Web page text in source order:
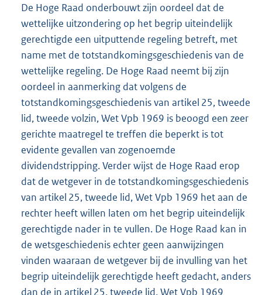
De Hoge Raad onderbouwt zijn oordeel dat de
wettelijke uitzondering op het begrip uiteindelijk
gerechtigde een uitputtende regeling betreft, met
name met de totstandkomingsgeschiedenis van de
wettelijke regeling. De Hoge Raad neemt bij zijn
oordeel in aanmerking dat volgens de
totstandkomingsgeschiedenis van artikel 25, tweede
lid, tweede volzin, Wet Vpb 1969 is beoogd een zeer
gerichte maatregel te treffen die beperkt is tot
evidente gevallen van zogenoemde
dividendstripping. Verder wijst de Hoge Raad erop
dat de wetgever in de totstandkomingsgeschiedenis
van artikel 25, tweede lid, Wet Vpb 1969 het aan de
rechter heeft willen laten om het begrip uiteindelijk
gerechtigde nader in te vullen. De Hoge Raad kan in
de wetsgeschiedenis echter geen aanwijzingen
vinden waaraan de wetgever bij de invulling van het
begrip uiteindelijk gerechtigde heeft gedacht, anders
dan de in artikel 25, tweede lid, Wet Vpb 1969